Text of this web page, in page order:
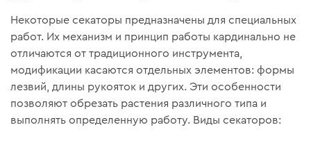
Некоторые секаторы предназначены для специальных
работ. Их механизм и принцип работы кардинально не
отличаются от традиционного инструмента,
модификации касаются отдельных элементов: формы
лезвий, длины рукояток и других. Эти особенности
позволяют обрезать растения различного типа и
выполнять определенную работу. Виды секаторов: